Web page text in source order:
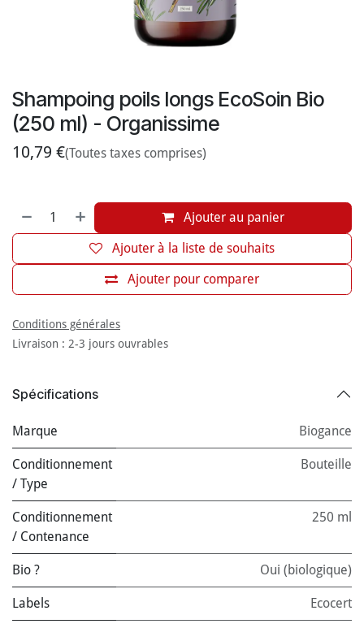
Shampoing poils longs EcoSoin Bio
(250 ml) - Organissime
10,79 €(Toutes taxes comprises)
Ajouter au panier
Ajouter pour comparer
Ajouter à la liste de souhaits
Conditions générales
Livraison : 2-3 jours ouvrables
Spécifications
Marque Biogance
Conditionnement
/ Type
Bouteille
Conditionnement
/ Contenance
250 ml
Bio ? Oui (biologique)
Labels Ecocert